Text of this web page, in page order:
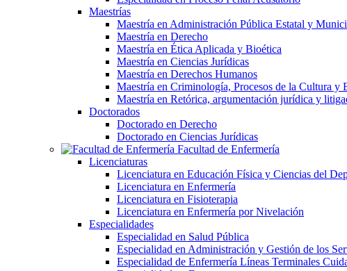
Maestrías
Maestría en Administración Pública Estatal y
Maestría en Derecho
Maestría en Ética Aplicada y Bioética
Maestría en Ciencias Jurídicas
Maestría en Derechos Humanos
Maestría en Criminología, Procesos de la Cultura y
Maestría en Retórica, argumentación jurídica y
Doctorados
Doctorado en Derecho
Doctorado en Ciencias Jurídicas
Facultad de Enfermería
Licenciaturas
Licenciatura en Educación Física y Ciencias del
Licenciatura en Enfermería
Licenciatura en Fisioterapia
Licenciatura en Enfermería por Nivelación
Especialidades
Especialidad en Salud Pública
Especialidad en Administración y Gestión de los
Especialidad de Enfermería Líneas Terminales